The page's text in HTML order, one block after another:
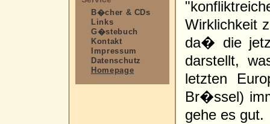
B�cher & CDs
Links
G�stebuch
Kontakt
Impressum
Datenschutz
Homepage
Wirklichkeit
da� die
darstellt,
letzten
Br�ssel)
gehe es gut.